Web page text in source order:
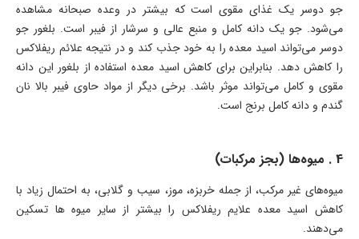
جو دوسر یک غذای مقوی است که بیشتر در وعده صبحانه مشاهده
می‌شود. جو یک دانه کامل و منبع عالی و سرشار از فیبر است. بلغور جو
دوسر می‌تواند اسید معده را به خود جذب کند و در نتیجه علائم ریفلاکس
را کاهش دهد. بنابراین برای کاهش اسید معده استفاده از بلغور این دانه
مقوی و کامل می‌تواند موثر باشد. برخی دیگر از مواد حاوی فیبر بالا نان
گندم و دانه کامل برنج است.
4 . میوه‌ها (بجز مرکبات)
میوه‌های غیر مرکب، از جمله خربزه، موز، سیب و گلابی، به احتمال زیاد با
کاهش اسید معده علایم ریفلاکس را بیشتر از سایر میوه ها تسکین
می‌دهند.